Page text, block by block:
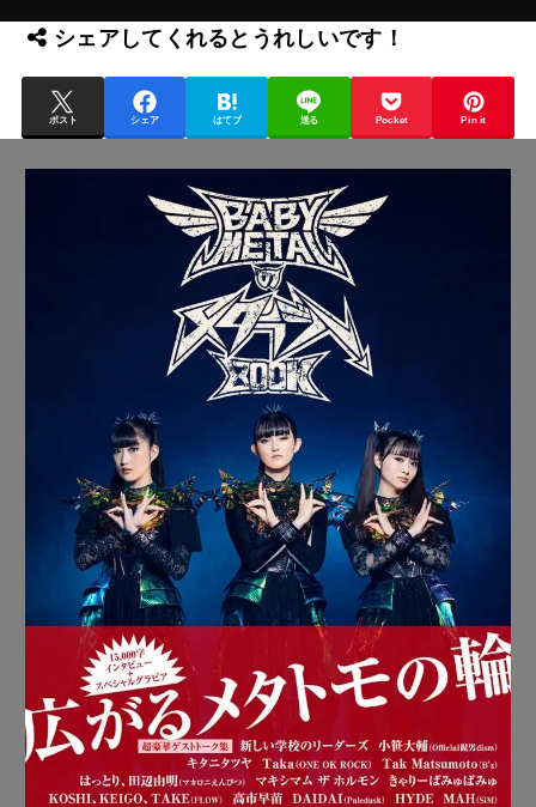
シェアしてくれるとうれしいです！
ポスト シェア はてブ 送る Pocket Pin it